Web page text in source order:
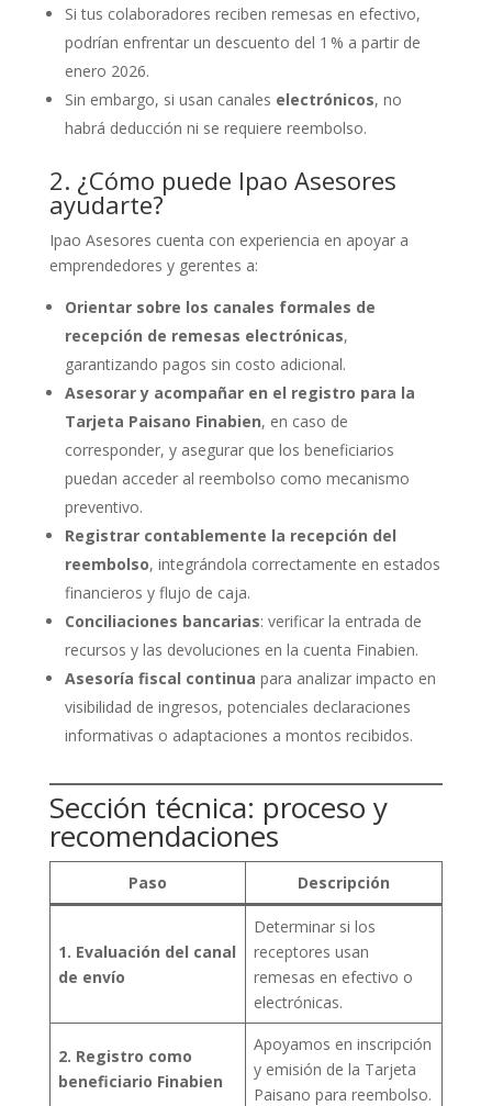
Si tus colaboradores reciben remesas en efectivo,
podrían enfrentar un descuento del 1 % a partir de
enero 2026.
Sin embargo, si usan canales electrónicos, no
habrá deducción ni se requiere reembolso.
2. ¿Cómo puede Ipao Asesores
ayudarte?
Ipao Asesores cuenta con experiencia en apoyar a
emprendedores y gerentes a:
Orientar sobre los canales formales de
recepción de remesas electrónicas,
garantizando pagos sin costo adicional.
Asesorar y acompañar en el registro para la
Tarjeta Paisano Finabien, en caso de
corresponder, y asegurar que los beneficiarios
puedan acceder al reembolso como mecanismo
preventivo.
Registrar contablemente la recepción del
reembolso, integrándola correctamente en estados
financieros y flujo de caja.
Conciliaciones bancarias: verificar la entrada de
recursos y las devoluciones en la cuenta Finabien.
Asesoría fiscal continua para analizar impacto en
visibilidad de ingresos, potenciales declaraciones
informativas o adaptaciones a montos recibidos.
Sección técnica: proceso y
recomendaciones
Paso Descripción
1. Evaluación del canal
de envío
Determinar si los
receptores usan
remesas en efectivo o
electrónicas.
2. Registro como
beneficiario Finabien
Apoyamos en inscripción
y emisión de la Tarjeta
Paisano para reembolso.